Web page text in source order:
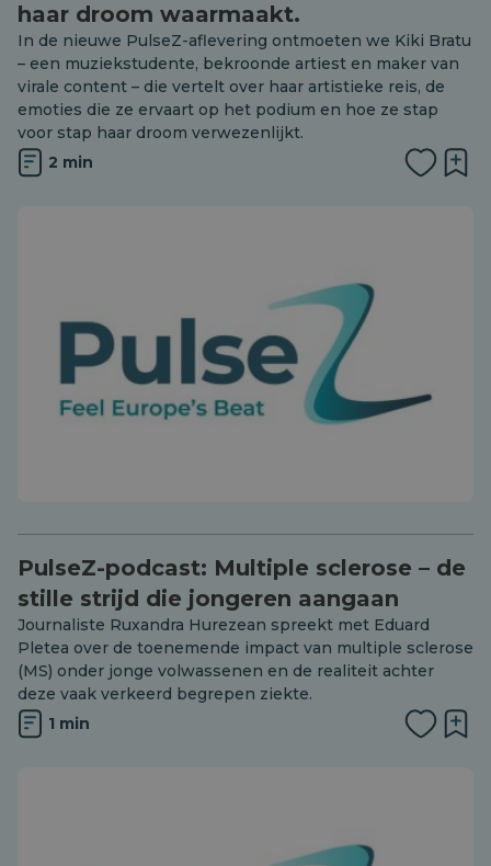
haar droom waarmaakt.
In de nieuwe PulseZ-aflevering ontmoeten we Kiki Bratu
– een muziekstudente, bekroonde artiest en maker van
virale content – ​​die vertelt over haar artistieke reis, de
emoties die ze ervaart op het podium en hoe ze stap
voor stap haar droom verwezenlijkt.
2 min
PulseZ-podcast: Multiple sclerose – de
stille strijd die jongeren aangaan
Journaliste Ruxandra Hurezean spreekt met Eduard
Pletea over de toenemende impact van multiple sclerose
(MS) onder jonge volwassenen en de realiteit achter
deze vaak verkeerd begrepen ziekte.
1 min